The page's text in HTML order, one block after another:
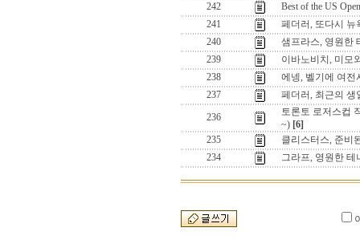
242
Best of the US Open
241
페더러, 또다시 뉴
240
샘프라스, 영원한
239
이바노비치, 미모
238
에넹, 벨기에 여전
237
페더러, 최근의 생
236
토론토 로저스컵
~) [6]
235
클리스터스, 준비
234
그라프, 영원한 테